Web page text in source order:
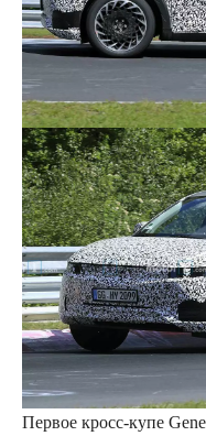
Первое кросс-купе